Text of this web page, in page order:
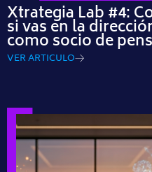
Xtrategia Lab #4:
si vas en la
como socio de
VER ARTICULO